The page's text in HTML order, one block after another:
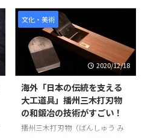
革に漆で模様を付けたもので、印
度（インド）より伝来した装飾品
をのちに、国内で作られた際に印
度伝来を略して「印伝」と呼ばれ
ています。 印伝は、袋物として
江戸時代には各地で作られ、当時
から庶民の間で親しまれていまし
たが、今製法が伝わっているのは
「甲州印伝」のみです。鹿皮に燻
（ふすべ）、浸染（しんぜん）、
捺染（なっせん）、漆置きなどの
文化・美術
2020/12/18
海外「日本の伝統を支える
大工道具」播州三木打刃物
の和鍛冶の技術がすごい！
播州三木打刃物（ばんしゅう み